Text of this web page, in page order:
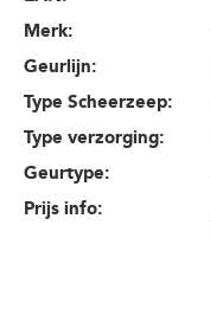
Merk:
Geurlijn:
Type Scheerzeep:
Type verzorging:
Geurtype:
Prijs info: